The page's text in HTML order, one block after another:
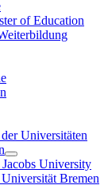
of Education
Universitäten
University
Bremen